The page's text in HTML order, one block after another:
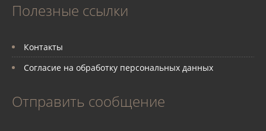
Полезные ссылки
Контакты
Согласие на обработку персональных данных
Отправить сообщение